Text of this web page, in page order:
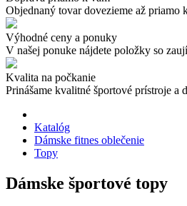
Objednaný tovar dovezieme až priamo
Výhodné ceny a ponuky
V našej ponuke nájdete položky so
Kvalita na počkanie
Prinášame kvalitné športové prístroje a
Katalóg
Dámske fitnes oblečenie
Topy
Dámske športové topy